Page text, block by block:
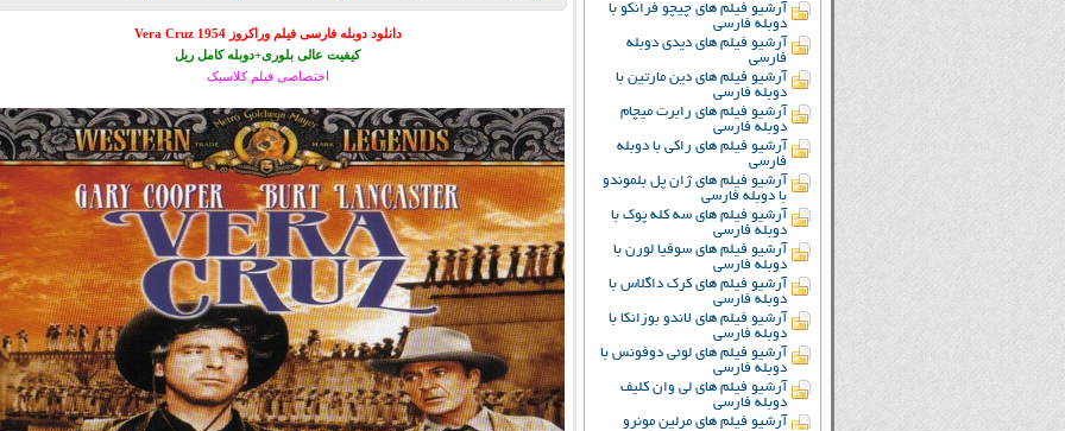
آرشیو فیلم های چیچو فرانکو با
دوبله فارسی
آرشیو فیلم های دیدی دوبله
فارسی
آرشیو فیلم های دین مارتین با
دوبله فارسی
آرشیو فیلم های رابرت میچام
دوبله فارسی
آرشیو فیلم های راکی با دوبله
فارسی
آرشیو فیلم های ژان پل بلموندو
با دوبله فارسی
آرشیو فیلم های سه کله پوک با
دوبله فارسی
آرشیو فیلم های سوفیا لورن با
دوبله فارسی
آرشیو فیلم های کرک داگلاس با
دوبله فارسی
آرشیو فیلم های لاندو بوزانکا با
دوبله فارسی
آرشیو فیلم های لوئی دوفونس با
دوبله فارسی
آرشیو فیلم های لی وان کلیف
دوبله فارسی
آرشیو فیلم های مرلین مونرو
دانلود دوبله فارسی فیلم وراکروز Vera Cruz 1954
کیفیت عالی بلوری+دوبله کامل ریل
اختصاصی فیلم کلاسیک